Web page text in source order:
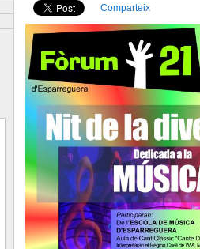
Comparteix